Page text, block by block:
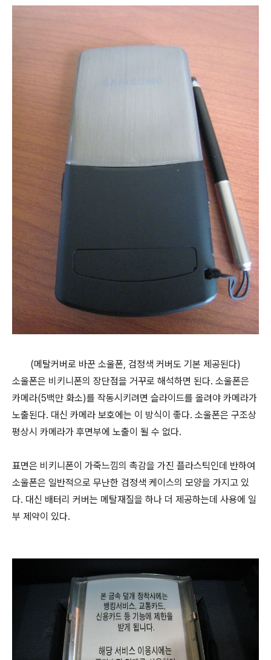
(메탈커버로 바꾼 소울폰, 검정색 커버도 기본 제공된다)
소울폰은 비키니폰의 장단점을 거꾸로 해석하면 된다. 소울폰은
카메라(5백만 화소)를 작동시키려면 슬라이드를 올려야 카메라가
노출된다. 대신 카메라 보호에는 이 방식이 좋다. 소울폰은 구조상
평상시 카메라가 후면부에 노출이 될 수 없다.
표면은 비키니폰이 가죽느낌의 촉감을 가진 플라스틱인데 반하여
소울폰은 일반적으로 무난한 검정색 케이스의 모양을 가지고 있
다. 대신 배터리 커버는 메탈재질을 하나 더 제공하는데 사용에 일
부 제약이 있다.